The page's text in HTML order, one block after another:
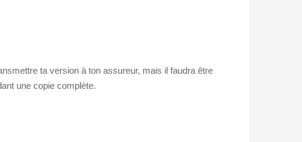
ta version à ton assureur, mais il faudra être
une copie complète.